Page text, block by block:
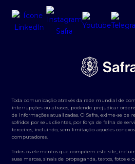
Toda comunicação através da rede mundial de
interrupções ou atrasos, podendo prejudicar
de informações atualizadas. O Safra, exime-se de
sofridos por seus clientes, por força de falha de
terceiros, incluindo, sem limitação aqueles
computadores.
Todos os elementos que compõem este site,
suas marcas, sinais de propaganda, textos, fotos e